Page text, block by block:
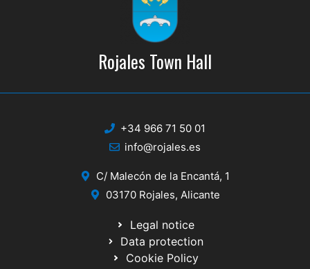
Rojales Town Hall
+34 966 71 50 01
info@rojales.es
C/ Malecón de la Encantá, 1
03170 Rojales, Alicante
Legal notice
Data protection
Cookie Policy